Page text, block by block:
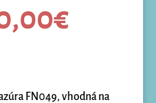
€
FN049, vhodná na